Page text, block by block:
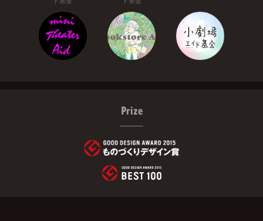
Prize